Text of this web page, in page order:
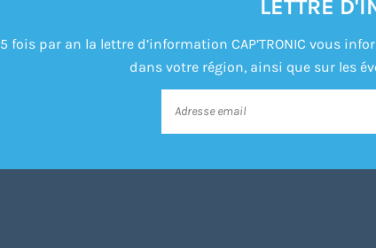
LETTRE
5 fois par an la lettre d’information CAP’TRONIC vous
dans votre région, ainsi que sur les